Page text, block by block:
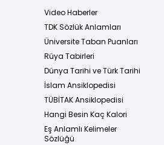
Video Haberler
TDK Sözlük Anlamları
Üniversite Taban Puanları
Rüya Tabirleri
Dünya Tarihi ve Türk Tarihi
İslam Ansiklopedisi
TÜBİTAK Ansiklopedisi
Hangi Besin Kaç Kalori
Eş Anlamlı Kelimeler
Sözlüğü